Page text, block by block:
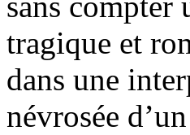
tragique et
dans une
névrosée